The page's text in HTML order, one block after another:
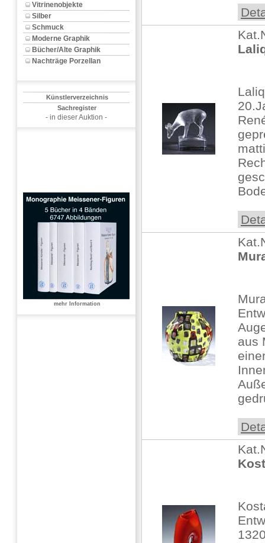
Vitrinenobjekte
Silber
Schmuck
Moderne Graphik
Bücher/Alte Graphik
Nachträge Porzellan
Künstlerverzeichnis
Sachregister
- in dieser Auktion -
mehr Information
aus